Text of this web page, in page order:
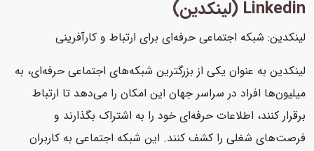
Linkedin (لینکدین)
لینکدین: شبکه اجتماعی حرفه‌ای برای ارتباط و کارآفرینی
لینکدین به عنوان یکی از بزرگترین شبکه‌های اجتماعی حرفه‌ای، به
میلیون‌ها افراد در سراسر جهان این امکان را می‌دهد تا ارتباط
برقرار کنند، اطلاعات حرفه‌ای خود را به اشتراک بگذارند و
فرصت‌های شغلی را کشف کنند. این شبکه اجتماعی به کاربران